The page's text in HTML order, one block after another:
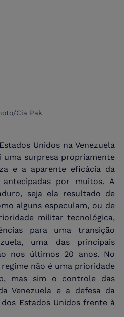
Cia Pak
Unidos na Venezuela
surpresa propriamente
e a aparente eficácia da
por muitos. A
seja ela resultado de
alguns especulam, ou de
militar tecnológica,
para uma transição
uma das principais
nos últimos 20 anos. No
não é uma prioridade
mas sim o controle das
Venezuela e a defesa da
Estados Unidos frente à